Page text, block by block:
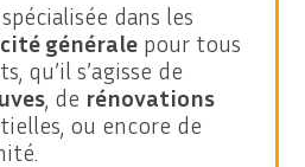
dans les
générale pour tous
qu’il s’agisse de
, de rénovations
ou encore de